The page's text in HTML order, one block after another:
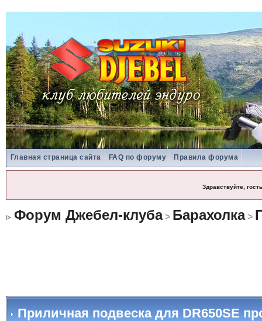
Главная страница сайта FAQ по форуму Правила форума
Здравствуйте, гость
Форум Джебел-клуба> Барахолка>
Приличная подвеска для DR650SE